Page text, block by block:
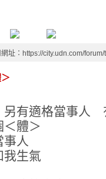
網址：https://city.udn.com/
有適格當事人
＜體＞
事人
我生氣